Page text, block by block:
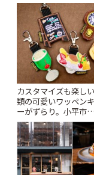
ぷ
カスタマイズも楽し
類の可愛いワッペン
ーがずらり。小平市
「Kimamaya T&K」 |
ぷ